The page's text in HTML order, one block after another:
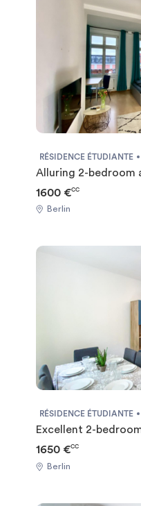
RÉSIDENCE ÉTUDIANTE
Alluring 2-bedroom
1600 €CC
Berlin
RÉSIDENCE ÉTUDIANTE
Excellent 2-
1650 €CC
Berlin